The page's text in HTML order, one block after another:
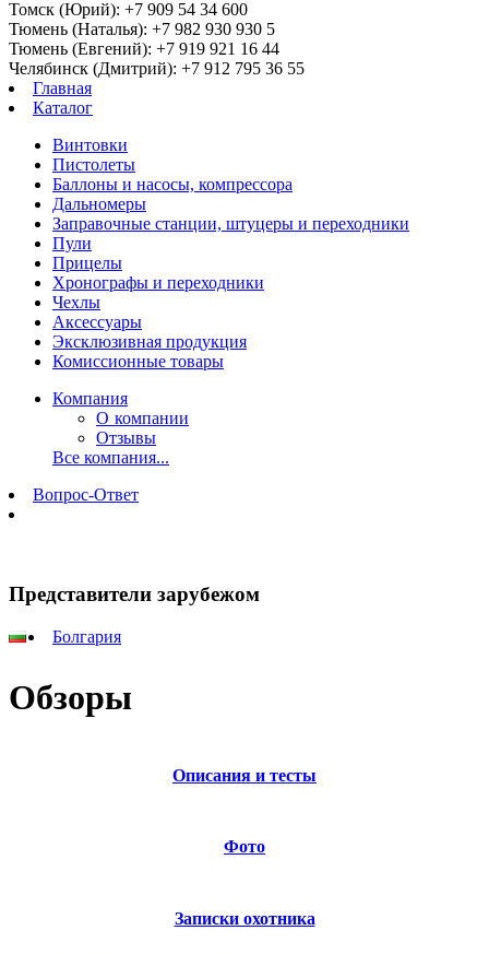
Томск (Юрий): +7 909 54 34 600
Тюмень (Наталья): +7 982 930 930 5
Тюмень (Евгений): +7 919 921 16 44
Челябинск (Дмитрий): +7 912 795 36 55
Главная
Каталог
Винтовки
Пистолеты
Баллоны и насосы, компрессора
Дальномеры
Заправочные станции, штуцеры и переходники
Пули
Прицелы
Хронографы и переходники
Чехлы
Аксессуары
Эксклюзивная продукция
Комиссионные товары
Компания
О компании
Отзывы
Все компания...
Вопрос-Ответ
Представители зарубежом
Болгария
Обзоры
Описания и тесты
Фото
Записки охотника